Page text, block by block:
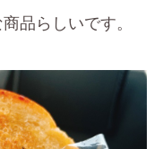
品らしいです。